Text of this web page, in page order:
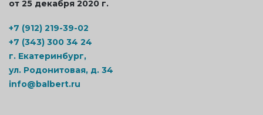
от 25 декабря 2020 г.
+7 (912) 219-39-02
+7 (343) 300 34 24
г. Екатеринбург,
ул. Родонитовая, д. 34
info@balbert.ru